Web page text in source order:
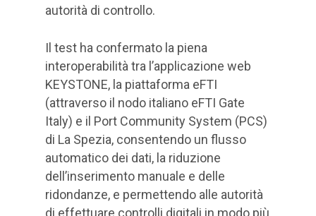
autorità di controllo.
Il test ha confermato la piena
interoperabilità tra l’applicazione web
KEYSTONE, la piattaforma eFTI
(attraverso il nodo italiano eFTI Gate
Italy) e il Port Community System (PCS)
di La Spezia, consentendo un flusso
automatico dei dati, la riduzione
dell’inserimento manuale e delle
ridondanze, e permettendo alle autorità
di effettuare controlli digitali in modo più